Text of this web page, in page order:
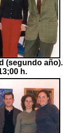
(segundo año).
h.